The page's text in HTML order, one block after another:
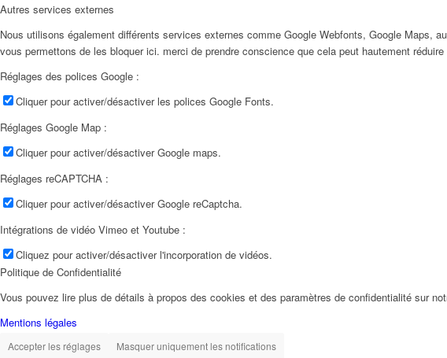
Autres services externes
Nous utilisons également différents services externes comme Google Webfonts, Google Maps,
vous permettons de les bloquer ici. merci de prendre conscience que cela peut hautement
Réglages des polices Google :
Cliquer pour activer/désactiver les polices Google Fonts.
Réglages Google Map :
Cliquer pour activer/désactiver Google maps.
Réglages reCAPTCHA :
Cliquer pour activer/désactiver Google reCaptcha.
Intégrations de vidéo Vimeo et Youtube :
Cliquez pour activer/désactiver l'incorporation de vidéos.
Politique de Confidentialité
Vous pouvez lire plus de détails à propos des cookies et des paramètres de confidentialité sur
Mentions légales
Accepter les réglages Masquer uniquement les notifications